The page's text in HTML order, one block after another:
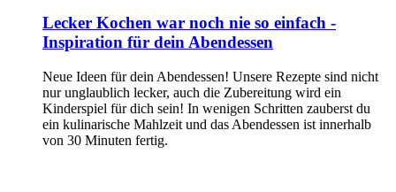
Lecker Kochen war noch nie so einfach -
Inspiration für dein Abendessen
Neue Ideen für dein Abendessen! Unsere Rezepte sind nicht
nur unglaublich lecker, auch die Zubereitung wird ein
Kinderspiel für dich sein! In wenigen Schritten zauberst du
ein kulinarische Mahlzeit und das Abendessen ist innerhalb
von 30 Minuten fertig.